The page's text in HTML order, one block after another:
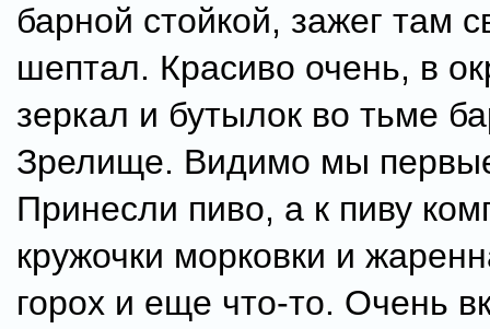
барной стойкой, зажег там
шептал. Красиво очень, в
зеркал и бутылок во тьме
Зрелище. Видимо мы
Принесли пиво, а к пиву
кружочки морковки и
горох и еще что-то. Очень